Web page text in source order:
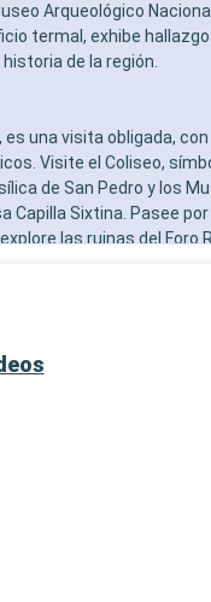
Arqueológico
termal, exhibe
de la región.
una visita obligada,
Visite el Coliseo,
de San Pedro y los
Capilla Sixtina. Pasee por
las ruinas del Foro